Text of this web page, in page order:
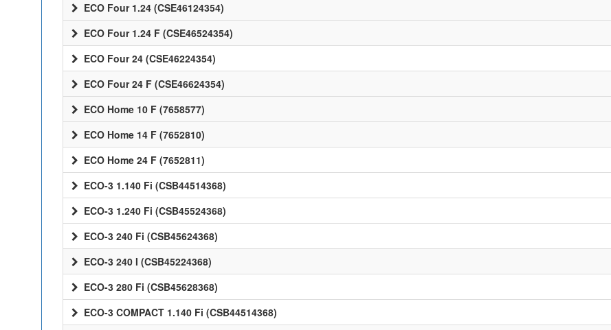
ECO Four 1.24 (CSE46124354)
ECO Four 1.24 F (CSE46524354)
ECO Four 24 (CSE46224354)
ECO Four 24 F (CSE46624354)
ECO Home 10 F (7658577)
ECO Home 14 F (7652810)
ECO Home 24 F (7652811)
ECO-3 1.140 Fi (CSB44514368)
ECO-3 1.240 Fi (CSB45524368)
ECO-3 240 Fi (CSB45624368)
ECO-3 240 I (CSB45224368)
ECO-3 280 Fi (CSB45628368)
ECO-3 COMPACT 1.140 Fi (CSB44514368)